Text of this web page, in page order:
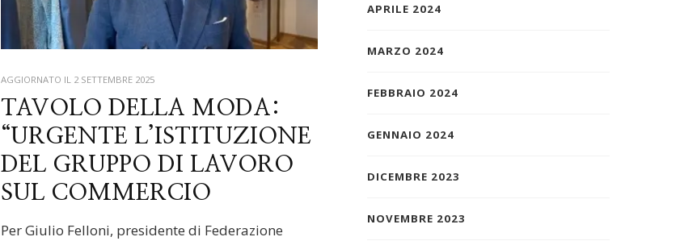
AGGIORNATO IL 2 SETTEMBRE 2025
TAVOLO DELLA MODA:
“URGENTE L’ISTITUZIONE
DEL GRUPPO DI LAVORO
SUL COMMERCIO
Per Giulio Felloni, presidente di Federazione
APRILE 2024
MARZO 2024
FEBBRAIO 2024
GENNAIO 2024
DICEMBRE 2023
NOVEMBRE 2023